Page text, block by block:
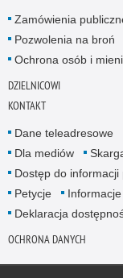
Zamówienia
Pozwolenia na broń
Ochrona osób i
DZIELNICOWI
KONTAKT
Dane teleadresowe
Dla mediów
Dostęp do informacji
Petycje
Deklaracja
OCHRONA DANYCH